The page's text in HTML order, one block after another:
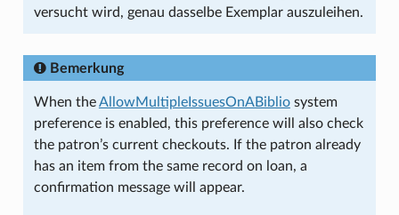
versucht wird, genau dasselbe Exemplar auszuleihen.
Bemerkung
When theAllowMultipleIssuesOnABibliosystem
preference is enabled, this preference will also check
the patron’s current checkouts. If the patron already
has an item from the same record on loan, a
confirmation message will appear.